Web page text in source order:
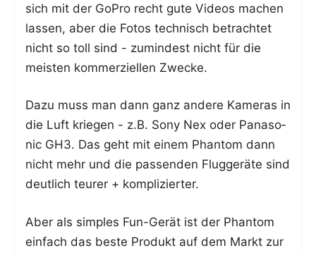
sich mit der GoPro recht gute Vide­os machen
las­sen, aber die Fotos tech­nisch betrach­tet
nicht so toll sind - zumin­dest nicht für die
meis­ten kom­mer­zi­el­len Zwecke.
Dazu muss man dann ganz ande­re Kame­ras in
die Luft krie­gen - z.B. Sony Nex oder Pana­so­
nic GH3. Das geht mit einem Phan­tom dann
nicht mehr und die pas­sen­den Flug­ge­rä­te sind
deut­lich teu­rer + komplizierter.
Aber als simp­les Fun-Gerät ist der Phan­tom
ein­fach das bes­te Pro­dukt auf dem Markt zur